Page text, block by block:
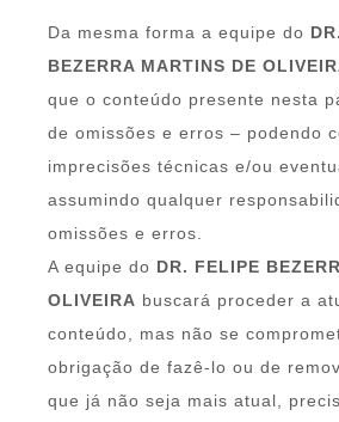
Da mesma forma a equipe do
BEZERRA MARTINS DE
que o conteúdo presente nesta
de omissões e erros – podendo
imprecisões técnicas e/ou
assumindo qualquer
omissões e erros.
A equipe do DR. FELIPE
OLIVEIRA buscará proceder a
conteúdo, mas não se
obrigação de fazê-lo ou de
que já não seja mais atual,